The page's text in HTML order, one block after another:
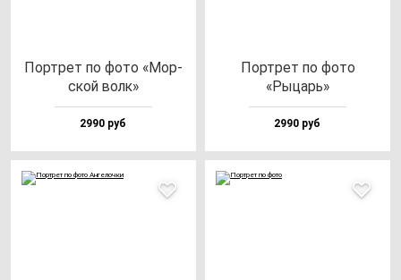
Пор­трет по фо­то «Мор­
ской волк»
2990 руб
Пор­трет по фо­то
«Рыцарь»
2990 руб